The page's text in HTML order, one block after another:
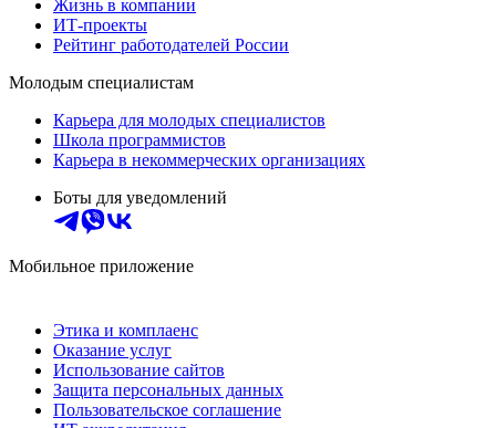
Жизнь в компании
ИТ-проекты
Рейтинг работодателей России
Молодым специалистам
Карьера для молодых специалистов
Школа программистов
Карьера в некоммерческих организациях
Боты для уведомлений
Мобильное приложение
Этика и комплаенс
Оказание услуг
Использование сайтов
Защита персональных данных
Пользовательское соглашение